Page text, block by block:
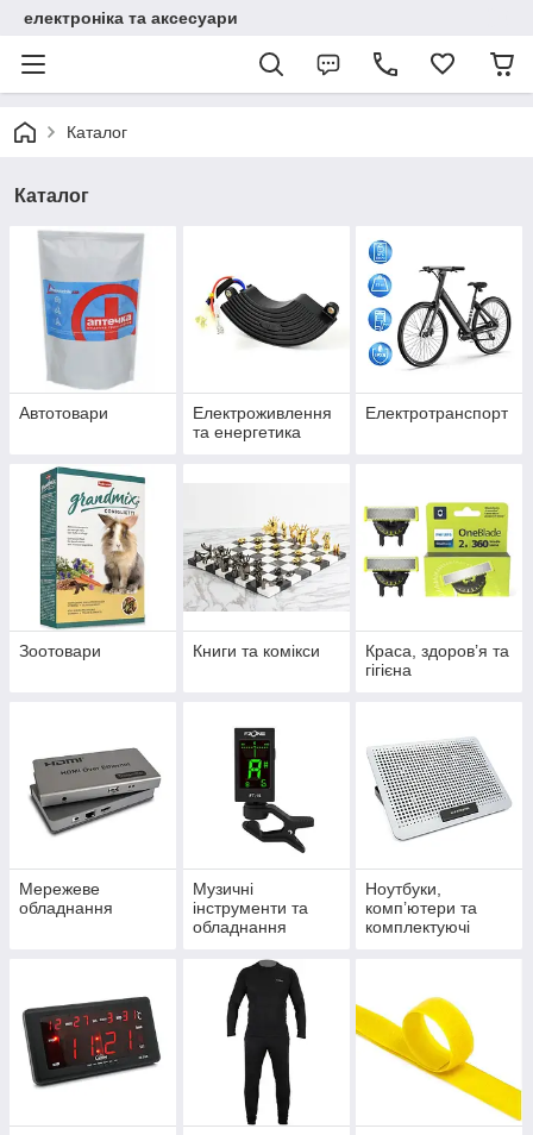
електроніка та аксесуари
Каталог
Каталог
Автотовари
Електроживлення
та енергетика
Електротранспорт
Зоотовари Книги та комікси
Краса, здоров’я та
гігієна
Мережеве
обладнання
Музичні
інструменти та
обладнання
Ноутбуки,
комп’ютери та
комплектуючі